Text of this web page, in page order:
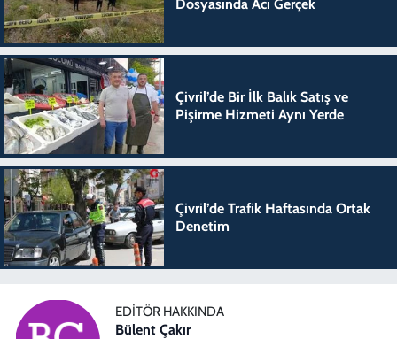
Dosyasında Acı Gerçek
Çivril’de Bir İlk Balık Satış ve
Pişirme Hizmeti Aynı Yerde
Çivril’de Trafik Haftasında Ortak
Denetim
EDITÖR HAKKINDA
Bülent Çakır